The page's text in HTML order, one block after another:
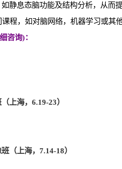
静息态脑功能及结构分析，从而
程，如对脑网络，机器学习或其
咨询)：
上海，6.19-23）
（上海，7.14-18）